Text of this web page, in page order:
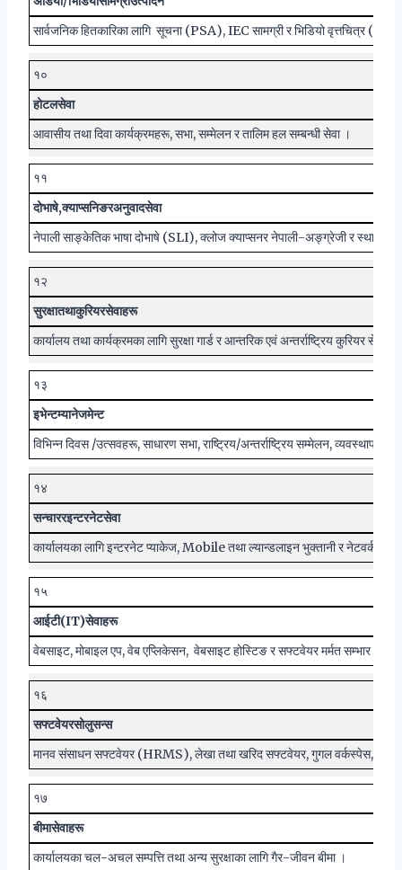
सार्वजनिक हितकारिका लागि सूचना (PSA), IEC सामग्री र भिडियो वृत्तचित्र
१०
होटलसेवा
आवासीय तथा दिवा कार्यक्रमहरू, सभा, सम्मेलन र तालिम हल सम्बन्धी सेवा ।
११
दोभाषे,क्याप्सनिङरअनुवादसेवा
नेपाली साङ्केतिक भाषा दोभाषे (SLI), क्लोज क्याप्सनर नेपाली-अङ्ग्रेजी र स्थानीय
१२
सुरक्षातथाकुरियरसेवाहरू
कार्यालय तथा कार्यक्रमका लागि सुरक्षा गार्ड र आन्तरिक एवं अन्तर्राष्ट्रिय कुरियर सेवा ।
१३
इभेन्टम्यानेजमेन्ट
विभिन्न दिवस /उत्सवहरू, साधारण सभा, राष्ट्रिय/अन्तर्राष्ट्रिय सम्मेलन, व्यवस्थापन ।
१४
सन्चाररइन्टरनेटसेवा
कार्यालयका लागि इन्टरनेट प्याकेज, Mobile तथा ल्यान्डलाइन भुक्तानी र नेटवर्क मर्मत
१५
आईटी(IT)सेवाहरू
वेबसाइट, मोबाइल एप, वेब एप्लिकेसन, वेबसाइट होस्टिङ र सफ्टवेयर मर्मत सम्भार ।
१६
सफ्टवेयरसोलुसन्स
मानव संसाधन सफ्टवेयर (HRMS), लेखा तथा खरिद सफ्टवेयर, गुगल वर्कस्पेस,
१७
बीमासेवाहरू
कार्यालयका चल-अचल सम्पत्ति तथा अन्य सुरक्षाका लागि गैर-जीवन बीमा ।